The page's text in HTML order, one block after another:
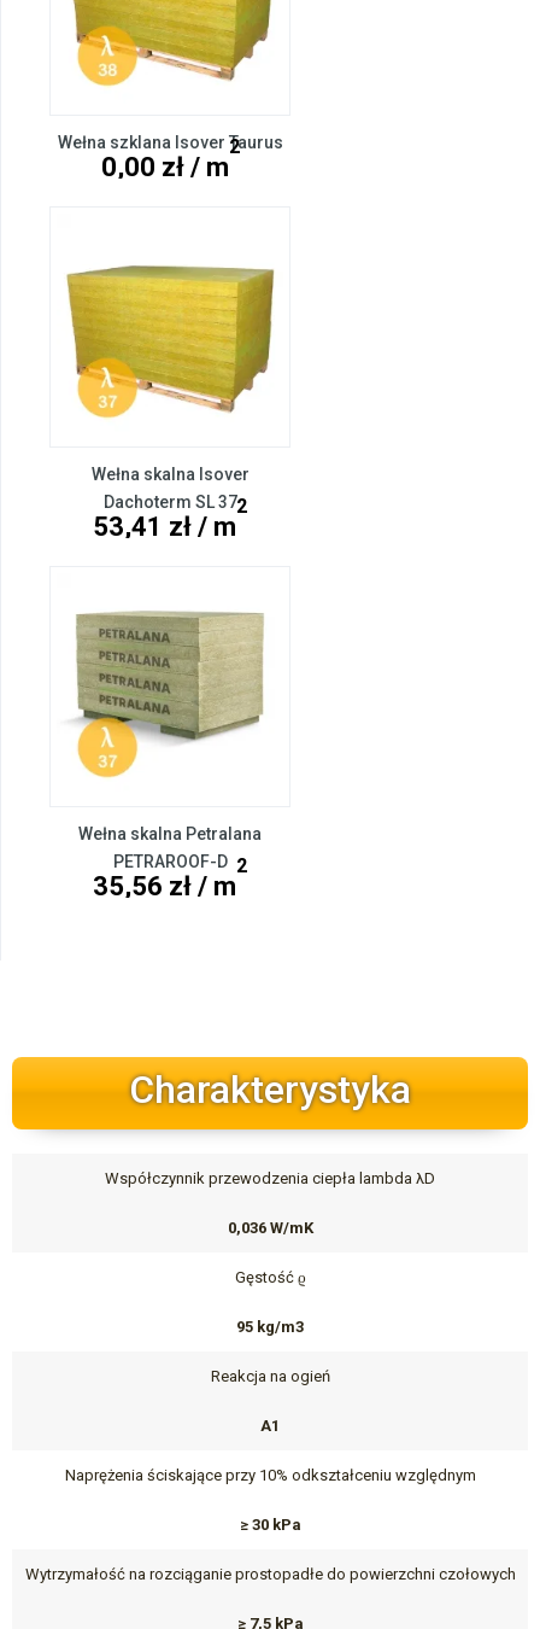
Wełna szklana Isover Taurus
0,00 zł / m
2
Wełna skalna Isover
Dachoterm SL 37
53,41 zł / m
2
Wełna skalna Petralana
PETRAROOF-D
35,56 zł / m
2
Charakterystyka
Współczynnik przewodzenia ciepła lambda λD
0,036 W/mK
Gęstość ϱ
95 kg/m3
Reakcja na ogień
A1
Naprężenia ściskające przy 10% odkształceniu względnym
≥ 30 kPa
Wytrzymałość na rozciąganie prostopadłe do powierzchni czołowych
≥ 7,5 kPa